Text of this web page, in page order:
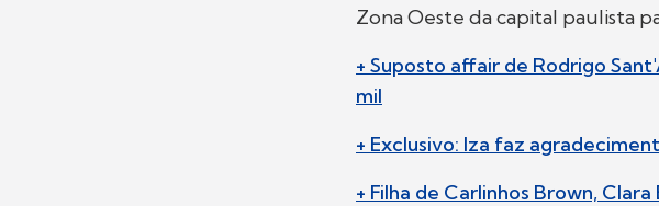
Zona Oeste da capital paulista
+ Suposto affair de Rodrigo
mil
+ Exclusivo: Iza faz
+ Filha de Carlinhos Brown,